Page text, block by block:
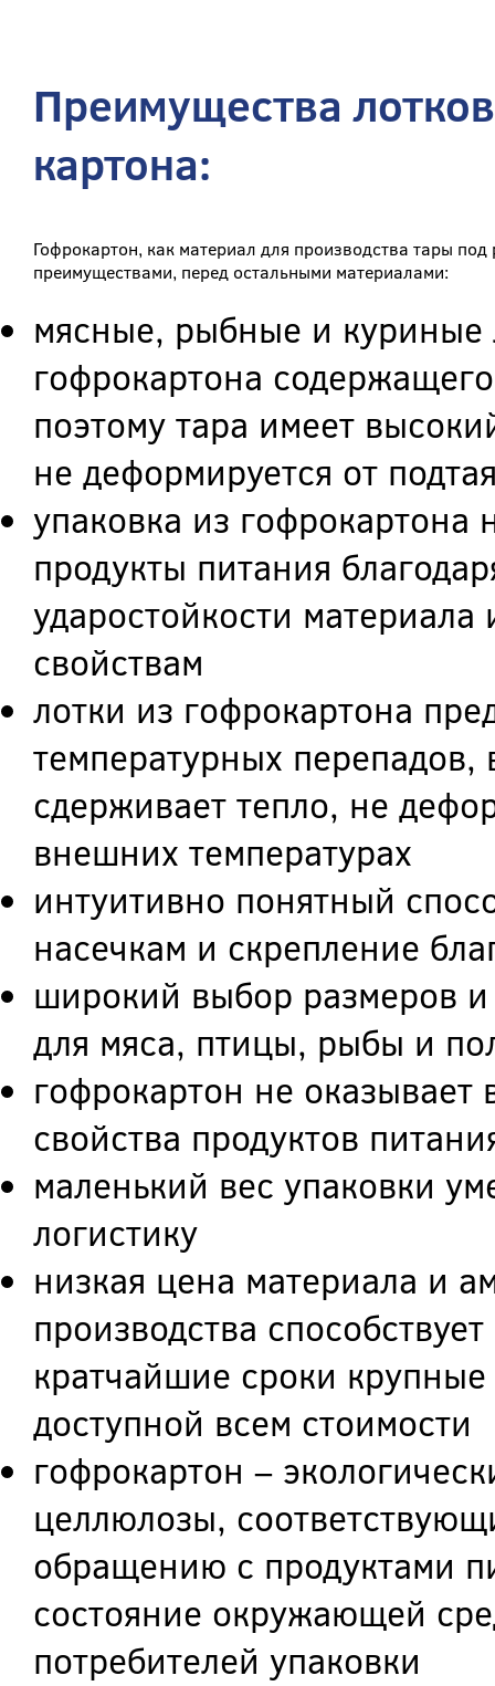
Преимущества
картона:
Гофрокартон, как материал для производства тары
преимуществами, перед остальными материалами:
мясные, рыбные и куриные
гофрокартона
поэтому тара имеет
не деформируется от
упаковка из
продукты питания
ударостойкости
свойствам
лотки из гофрокартона
температурных перепадов,
сдерживает тепло, не
внешних температурах
интуитивно понятный
насечкам и скрепление
широкий выбор размеров
для мяса, птицы, рыбы и
гофрокартон не оказывает
свойства продуктов
маленький вес упаковки
логистику
низкая цена материала и
производства
кратчайшие сроки
доступной всем стоимости
гофрокартон –
целлюлозы,
обращению с продуктами
состояние окружающей
потребителей упаковки